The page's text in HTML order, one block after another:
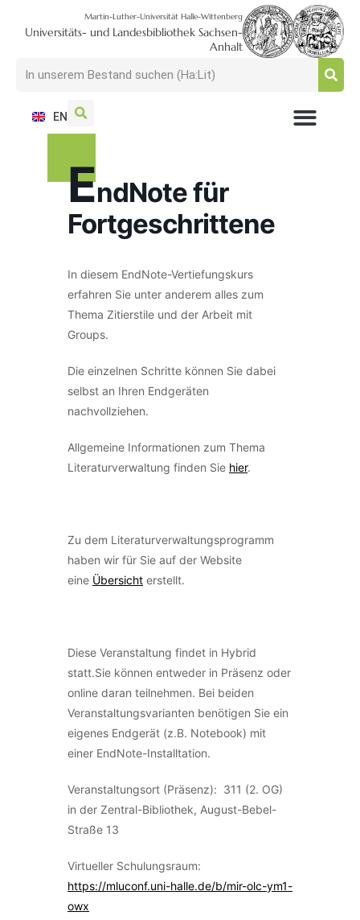
Martin-Luther-Universität Halle-Wittenberg
Universitäts- und Landesbibliothek Sachsen-
Anhalt
EN
EndNote für
Fortgeschrittene
In diesem EndNote-Vertiefungskurs
erfahren Sie unter anderem alles zum
Thema Zitierstile und der Arbeit mit
Groups.
Die einzelnen Schritte können Sie dabei
selbst an Ihren Endgeräten
nachvollziehen.
Allgemeine Informationen zum Thema
Literaturverwaltung finden Sie hier.
Zu dem Literaturverwaltungsprogramm
haben wir für Sie auf der Website
eine Übersicht erstellt.
Diese Veranstaltung findet in Hybrid
statt.Sie können entweder in Präsenz oder
online daran teilnehmen. Bei beiden
Veranstaltungsvarianten benötigen Sie ein
eigenes Endgerät (z.B. Notebook) mit
einer EndNote-Installtation.
Veranstaltungsort (Präsenz): 311 (2. OG)
in der Zentral-Bibliothek, August-Bebel-
Straße 13
Virtueller Schulungsraum:
https://mluconf.uni-halle.de/b/mir-olc-ym1-
owx